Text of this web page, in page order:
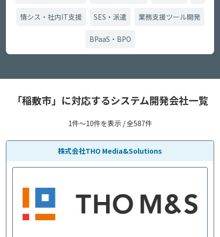
情シス・社内IT支援 SES・派遣 業務支援ツール開発
BPaaS・BPO
「稲敷市」に対応するシステム開発会社一覧
1件〜10件を表示 / 全587件
株式会社THO Media&Solutions